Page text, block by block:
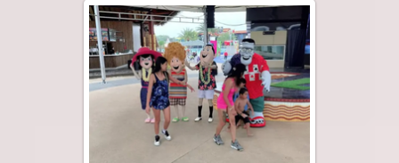
23.10.2022
Columbia Pictures Aquaverse - новый
тематический аквапарк в Паттайе.
Открыт в октябре 2022 после
модернизации и смены...
Thai-Online